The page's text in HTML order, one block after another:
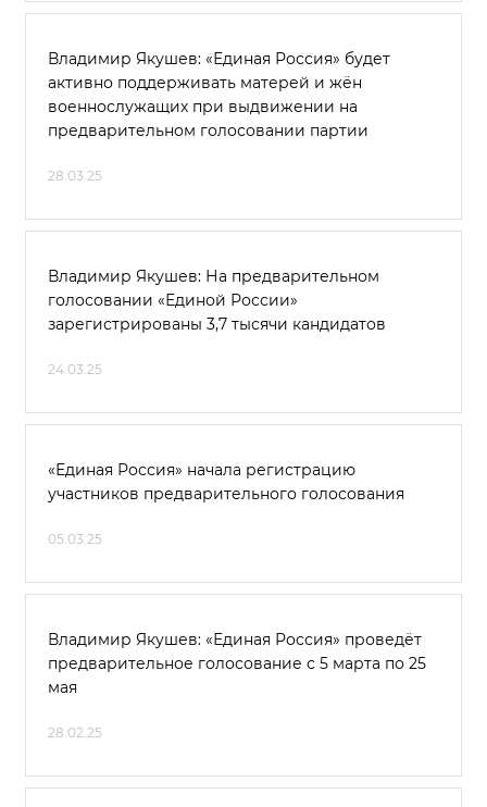
Владимир Якушев: «Единая Россия» будет
активно поддерживать матерей и жён
военнослужащих при выдвижении на
предварительном голосовании партии
28.03.25
Владимир Якушев: На предварительном
голосовании «Единой России»
зарегистрированы 3,7 тысячи кандидатов
24.03.25
«Единая Россия» начала регистрацию
участников предварительного голосования
05.03.25
Владимир Якушев: «Единая Россия» проведёт
предварительное голосование с 5 марта по 25
мая
28.02.25